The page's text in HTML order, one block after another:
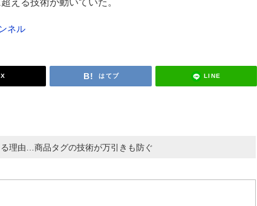
える技術が動いていた。
ネル
X はてブ LINE
理由…商品タグの技術が万引きも防ぐ